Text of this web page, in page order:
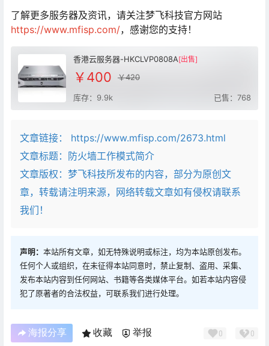
了解更多服务器及资讯，请关注梦飞科技官方网站
https://www.mfisp.com/，感谢您的支持！
香港云服务器-HKCLVP0808A[出售]
￥400 ￥420
库存：9.9k 已售：768
文章链接：
https://www.mfisp.com/2673.html
文章标题： 防火墙工作模式简介
文章版权：梦飞科技所发布的内容，部分为原创文
章，转载请注明来源，网络转载文章如有侵权请联系
我们！
声明： 本站所有文章，如无特殊说明或标注，均为本站原创发布。
任何个人或组织，在未征得本站同意时，禁止复制、盗用、采集、
发布本站内容到任何网站、书籍等各类媒体平台。如若本站内容侵
犯了原著者的合法权益，可联系我们进行处理。
海报分享 收藏 举报 0 0